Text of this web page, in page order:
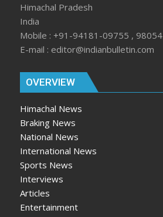
Himachal Pradesh
India
Mobile : +91-94181-09755 ,
E-mail : editor@indianbulletin.com
OVERVIEW
Himachal News
Braking News
National News
International News
Sports News
Interviews
Articles
Entertainment